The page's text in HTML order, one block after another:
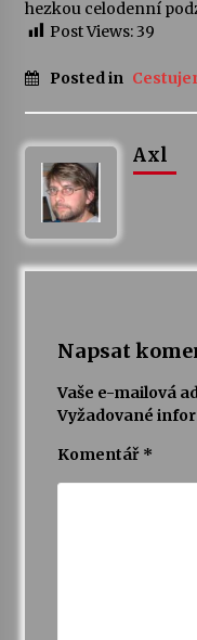
hezkou celodenní
Post Views:39
Posted in
Axl
Napsat
Vaše e-mailová
Vyžadované
Komentář *